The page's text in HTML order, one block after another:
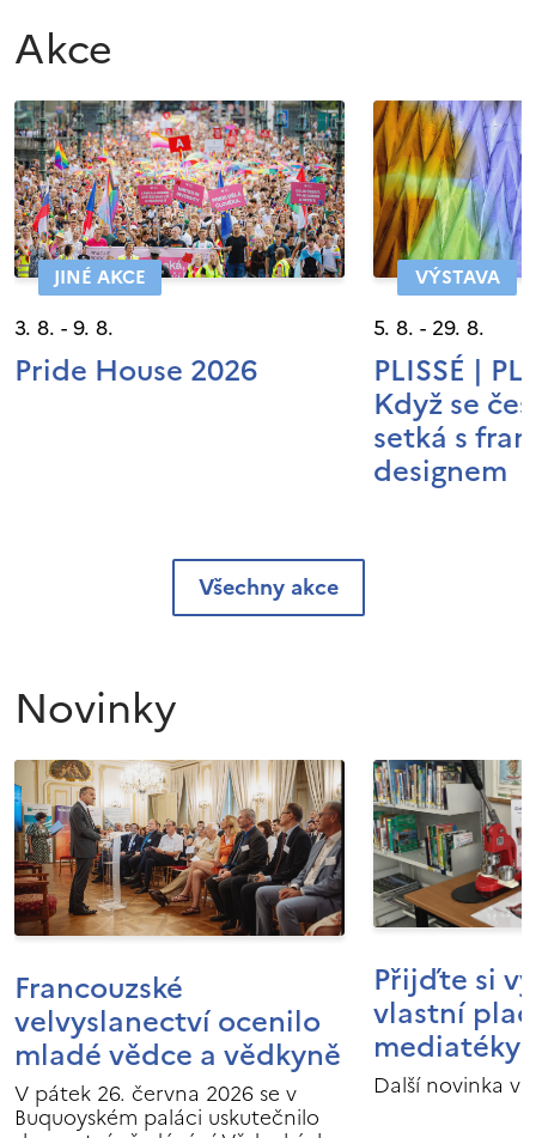
Akce
JINÉ AKCE
3. 8. - 9. 8.
Pride House 2026
VÝSTAVA
5. 8. - 29. 8.
PLISSÉ |
Když se
setká s
designem
Všechny akce
Novinky
Francouzské
velvyslanectví ocenilo
mladé vědce a vědkyně
V pátek 26. června 2026 se v
Buquoyském paláci uskutečnilo
Přijďte si
vlastní
mediatéky
Další novinka v